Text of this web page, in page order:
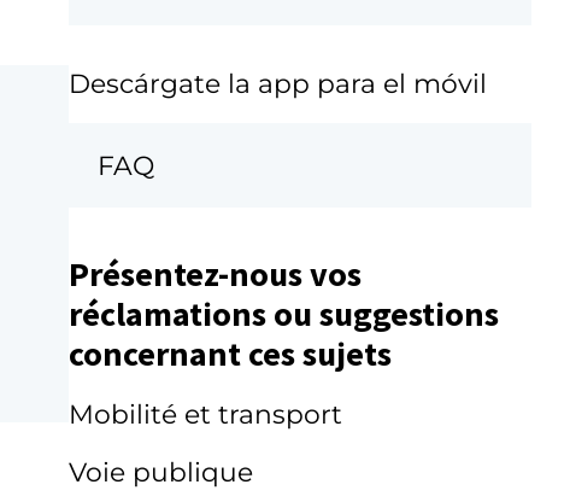
Descárgate la app para el móvil
FAQ
Présentez-nous vos
réclamations ou suggestions
concernant ces sujets
Mobilité et transport
Voie publique